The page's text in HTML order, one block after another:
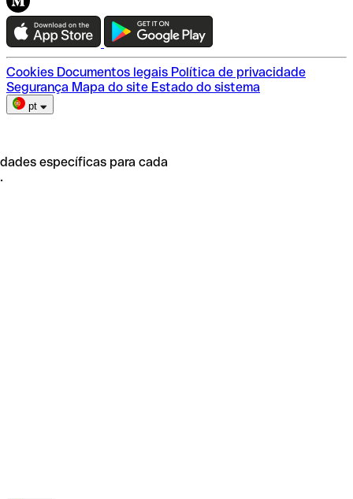
Teste a Qonto
Escolha do plano
Cookies Documentos legais Política de privacidade
Segurança Mapa do site Estado do sistema
pt
específicas para cada